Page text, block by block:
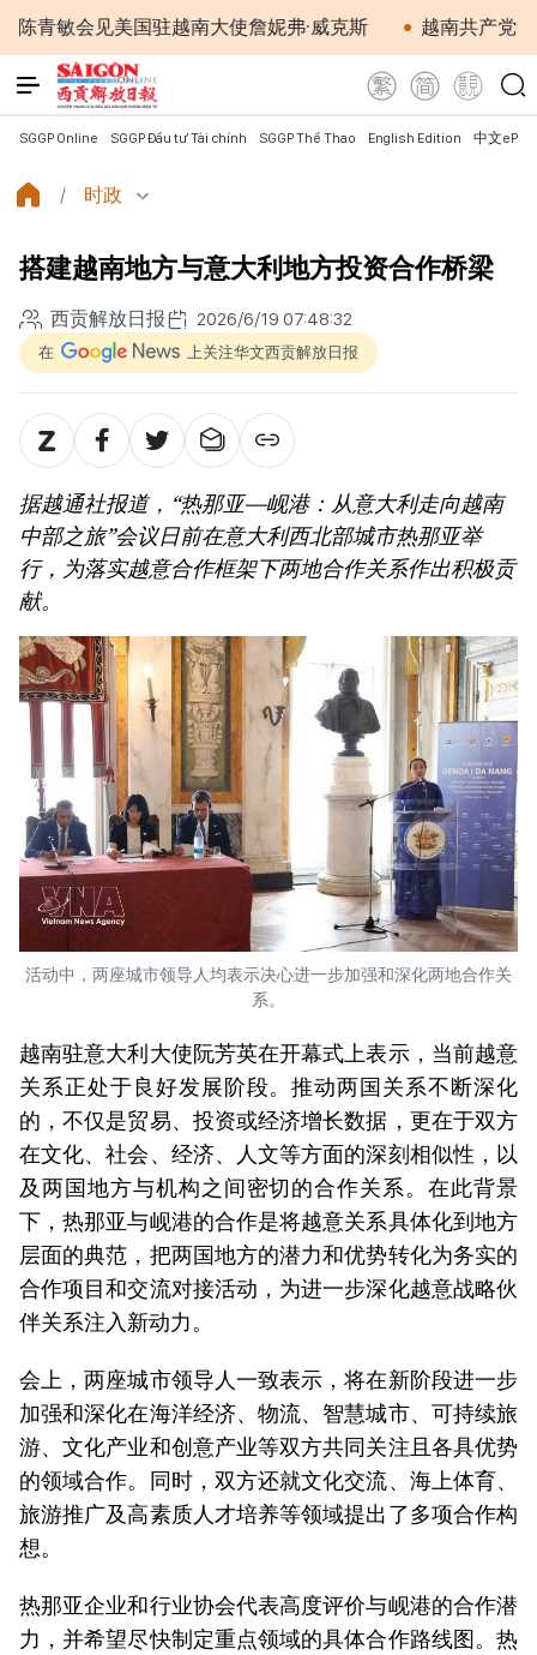
见美国驻越南大使詹妮弗·威克斯 越南共产党中央总书
SGGP Online SGGP Đầu tư Tài chính SGGP Thể Thao English Edition 中文
时政
搭建越南地方与意大利地方投资合作桥梁
西贡解放日报 2026/6/19 07:48:32
在 上关注华文西贡解放日报
据越通社报道，“热那亚—岘港：从意大利走向越南
中部之旅”会议日前在意大利西北部城市热那亚举
行，为落实越意合作框架下两地合作关系作出积极贡
献。
活动中，两座城市领导人均表示决心进一步加强和深化两地合作关
系。
越南驻意大利大使阮芳英在开幕式上表示，当前越意
关系正处于良好发展阶段。推动两国关系不断深化
的，不仅是贸易、投资或经济增长数据，更在于双方
在文化、社会、经济、人文等方面的深刻相似性，以
及两国地方与机构之间密切的合作关系。在此背景
下，热那亚与岘港的合作是将越意关系具体化到地方
层面的典范，把两国地方的潜力和优势转化为务实的
合作项目和交流对接活动，为进一步深化越意战略伙
伴关系注入新动力。
会上，两座城市领导人一致表示，将在新阶段进一步
加强和深化在海洋经济、物流、智慧城市、可持续旅
游、文化产业和创意产业等双方共同关注且各具优势
的领域合作。同时，双方还就文化交流、海上体育、
旅游推广及高素质人才培养等领域提出了多项合作构
想。
热那亚企业和行业协会代表高度评价与岘港的合作潜
力，并希望尽快制定重点领域的具体合作路线图。热